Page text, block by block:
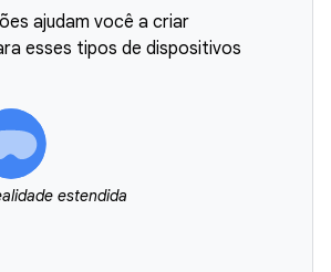
ajudam você a criar
esses tipos de dispositivos
estendida